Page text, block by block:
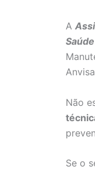
A
Saúde
Não
Se o